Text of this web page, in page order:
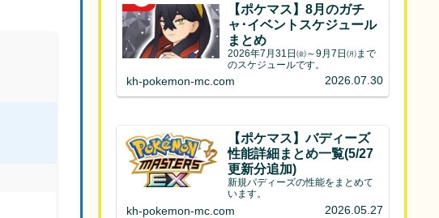
【ポケマス】8月のガチ
ャ･イベントスケジュール
まとめ
2026年7月31日㈮～9月7日㈪まで
のスケジュールです。
kh-pokemon-mc.com 2026.07.30
【ポケマス】バディーズ
性能詳細まとめ一覧(5/27
更新分追加)
新規バディーズの性能をまとめて
います。
kh-pokemon-mc.com 2026.05.27